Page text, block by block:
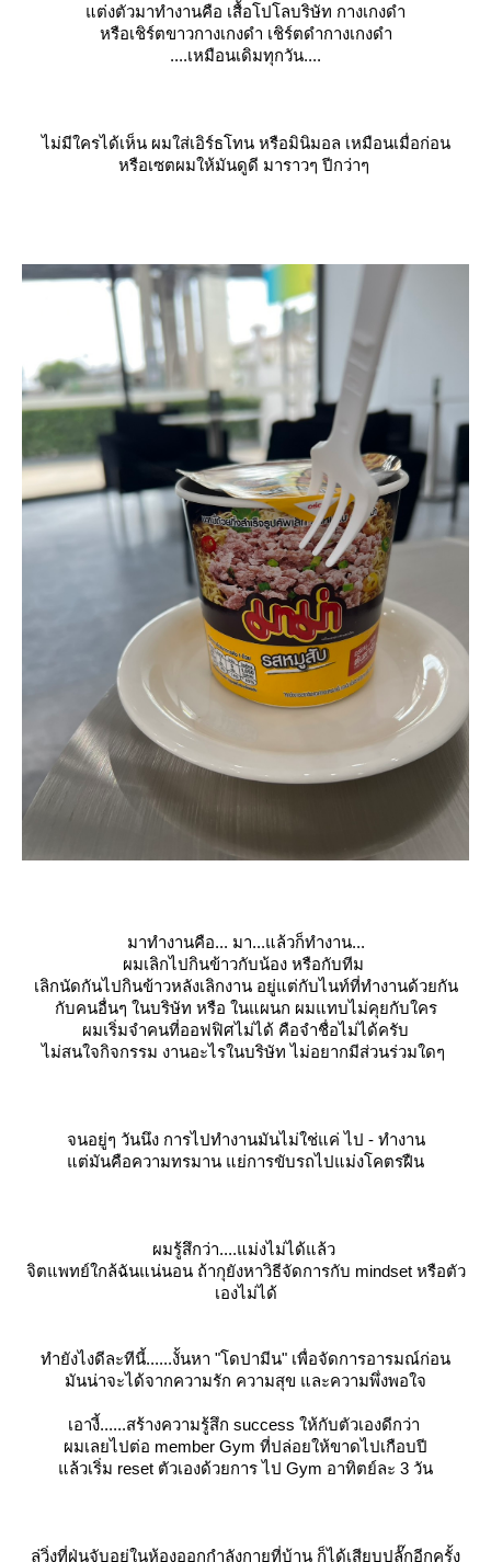
ต่งตัวมาทำงานคือ เสื้อโปโลบริษัท กางเกงดำ
หรือเชิร์ตขาวกางเกงดำ เชิร์ตดำกางเกงดำ
....เหมือนเดิมทุกวัน....
ไม่มีใครได้เห็น ผมใส่เอิร์ธโทน หรือมินิมอล เหมือนเมื่อก่อน
หรือเซตผมให้มันดูดี มาราวๆ ปีกว่าๆ
มาทำงานคือ... มา...แล้วก็ทำงาน...
ผมเลิกไปกินข้าวกับน้อง หรือกับทีม
เลิกนัดกันไปกินข้าวหลังเลิกงาน อยู่แต่กับไนท์ที่ทำงานด้วยกัน
กับคนอื่นๆ ในบริษัท หรือ ในแผนก ผมแทบไม่คุยกับใคร
ผมเริ่มจำคนที่ออฟฟิศไม่ได้ คือจำชื่อไม่ได้ครับ
ไม่สนใจกิจกรรม งานอะไรในบริษัท ไม่อยากมีส่วนร่วมใดๆ
จนอยู่ๆ วันนึง การไปทำงานมันไม่ใช่แค่ ไป - ทำงาน
ต่มันคือความทรมาน แย่การขับรถไปแม่งโคตรฝืน
ผมรู้สึกว่า....แม่งไม่ได้แล้ว
จิตแพทย์ใกล้ฉันแน่นอน ถ้ากุยังหาวิธีจัดการกับ mindset หรือตัว
เองไม่ได้
ทำยังไงดีละทีนี้......งั้นหา "โดปามีน" เพื่อจัดการอารมณ์ก่อน
มันน่าจะได้จากความรัก ความสุข และความพึ่งพอใจ
เอางี้......สร้างความรู้สึก success ให้กับตัวเองดีกว่า
ผมเลยไปต่อ member Gym ที่ปล่อยให้ขาดไปเกือบปี
ล้วเริ่ม reset ตัวเองด้วยการ ไป Gym อาทิตย์ละ 3 วัน
ลู่วิ่งที่ฝุ่นจับอยู่ในห้องออกกำลังกายที่บ้าน ก็ได้เสียบปลั๊กอีกครั้ง